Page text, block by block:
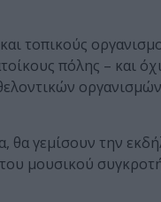
τοπικούς
πόλης – και
θα γεμίσουν την
μουσικού